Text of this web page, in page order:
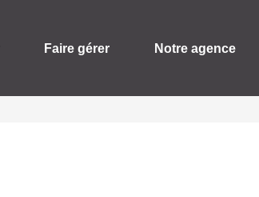
Faire gérer Notre agence